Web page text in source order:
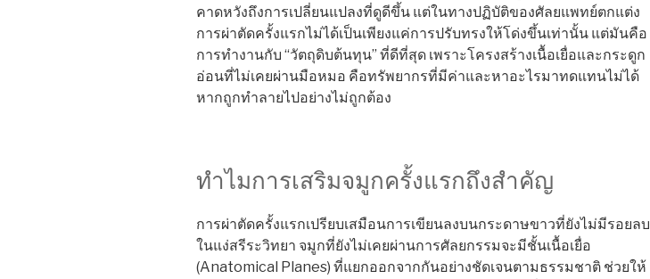
คาดหวังถึงการเปลี่ยนแปลงที่ดูดีขึ้น แต่ในทางปฏิบัติของศัลยแพทย์ตกแต่ง
การผ่าตัดครั้งแรกไม่ได้เป็นเพียงแค่การปรับทรงให้โด่งขึ้นเท่านั้น แต่มันคือ
การทำงานกับ “วัตถุดิบต้นทุน” ที่ดีที่สุด เพราะโครงสร้างเนื้อเยื่อและกระดูก
อ่อนที่ไม่เคยผ่านมือหมอ คือทรัพยากรที่มีค่าและหาอะไรมาทดแทนไม่ได้
หากถูกทำลายไปอย่างไม่ถูกต้อง
ทำไมการเสริมจมูกครั้งแรกถึงสำคัญ
การผ่าตัดครั้งแรกเปรียบเสมือนการเขียนลงบนกระดาษขาวที่ยังไม่มีรอยลบ
ในแง่สรีระวิทยา จมูกที่ยังไม่เคยผ่านการศัลยกรรมจะมีชั้นเนื้อเยื่อ
(Anatomical Planes) ที่แยกออกจากกันอย่างชัดเจนตามธรรมชาติ ช่วยให้